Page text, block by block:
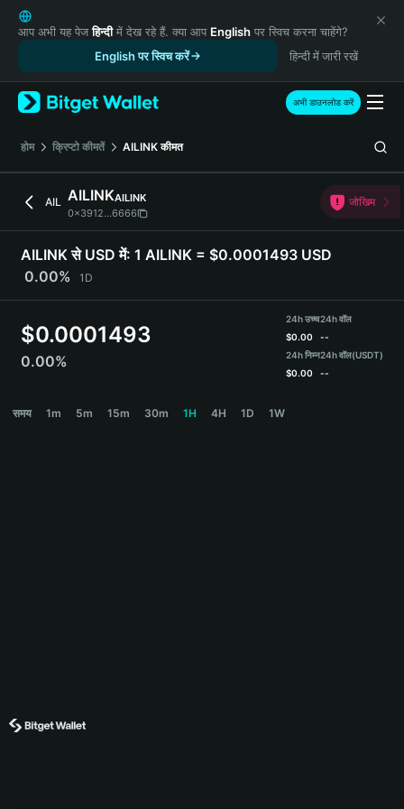
English
日本語
Русский
Español (Latinoamérica)
Türkçe
Italiano
简体中文
繁體中文
Português (Portugal)
Bahasa Indonesia
Español
आप अभी यह पेजहिन्दीमें देख रहे हैं. क्या आप English पर स्विच करना चाहेंगे?
English पर स्विच करें
हिन्दी में जारी रखें
अभी डाउनलोड करें
होम क्रिप्टो कीमतें AILINK कीमत
AIL AILINKAILINK
0x3912...6666
जोखिम
AILINK से USD में: 1 AILINK = $0.0001493 USD
0.00%
1D
$0.0001493
0.00%
24h उच्च
$0.00
24h निम्न
$0.00
24h वॉल
--
24h वॉल(USDT)
--
समय 1m 5m 15m 30m 1H 4H 1D 1W